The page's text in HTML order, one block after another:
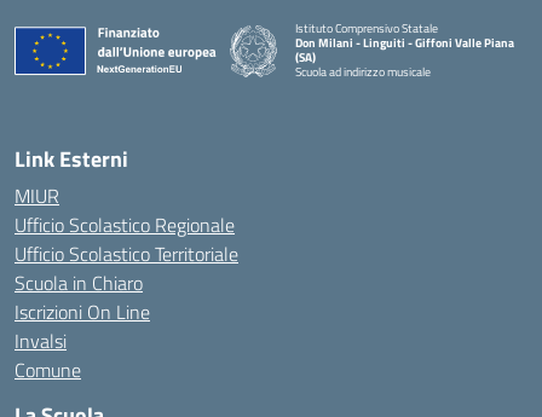
Istituto Comprensivo Statale
Don Milani - Linguiti - Giffoni Valle Piana
(SA)
Scuola ad indirizzo musicale
Link Esterni
MIUR
Ufficio Scolastico Regionale
Ufficio Scolastico Territoriale
Scuola in Chiaro
Iscrizioni On Line
Invalsi
Comune